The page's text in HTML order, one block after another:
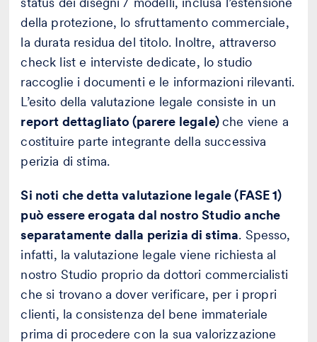
della protezione, lo sfruttamento commerciale,
la durata residua del titolo. Inoltre, attraverso
check list e interviste dedicate, lo studio
raccoglie i documenti e le informazioni rilevanti.
L’esito della valutazione legale consiste in un
report dettagliato (parere legale)che viene a
costituire parte integrante della successiva
perizia di stima.
Si noti che detta valutazione legale (FASE 1)
può essere erogata dal nostro Studio anche
separatamente dalla perizia di stima. Spesso,
infatti, la valutazione legale viene richiesta al
nostro Studio proprio da dottori commercialisti
che si trovano a dover verificare, per i propri
clienti, la consistenza del bene immateriale
prima di procedere con la sua valorizzazione